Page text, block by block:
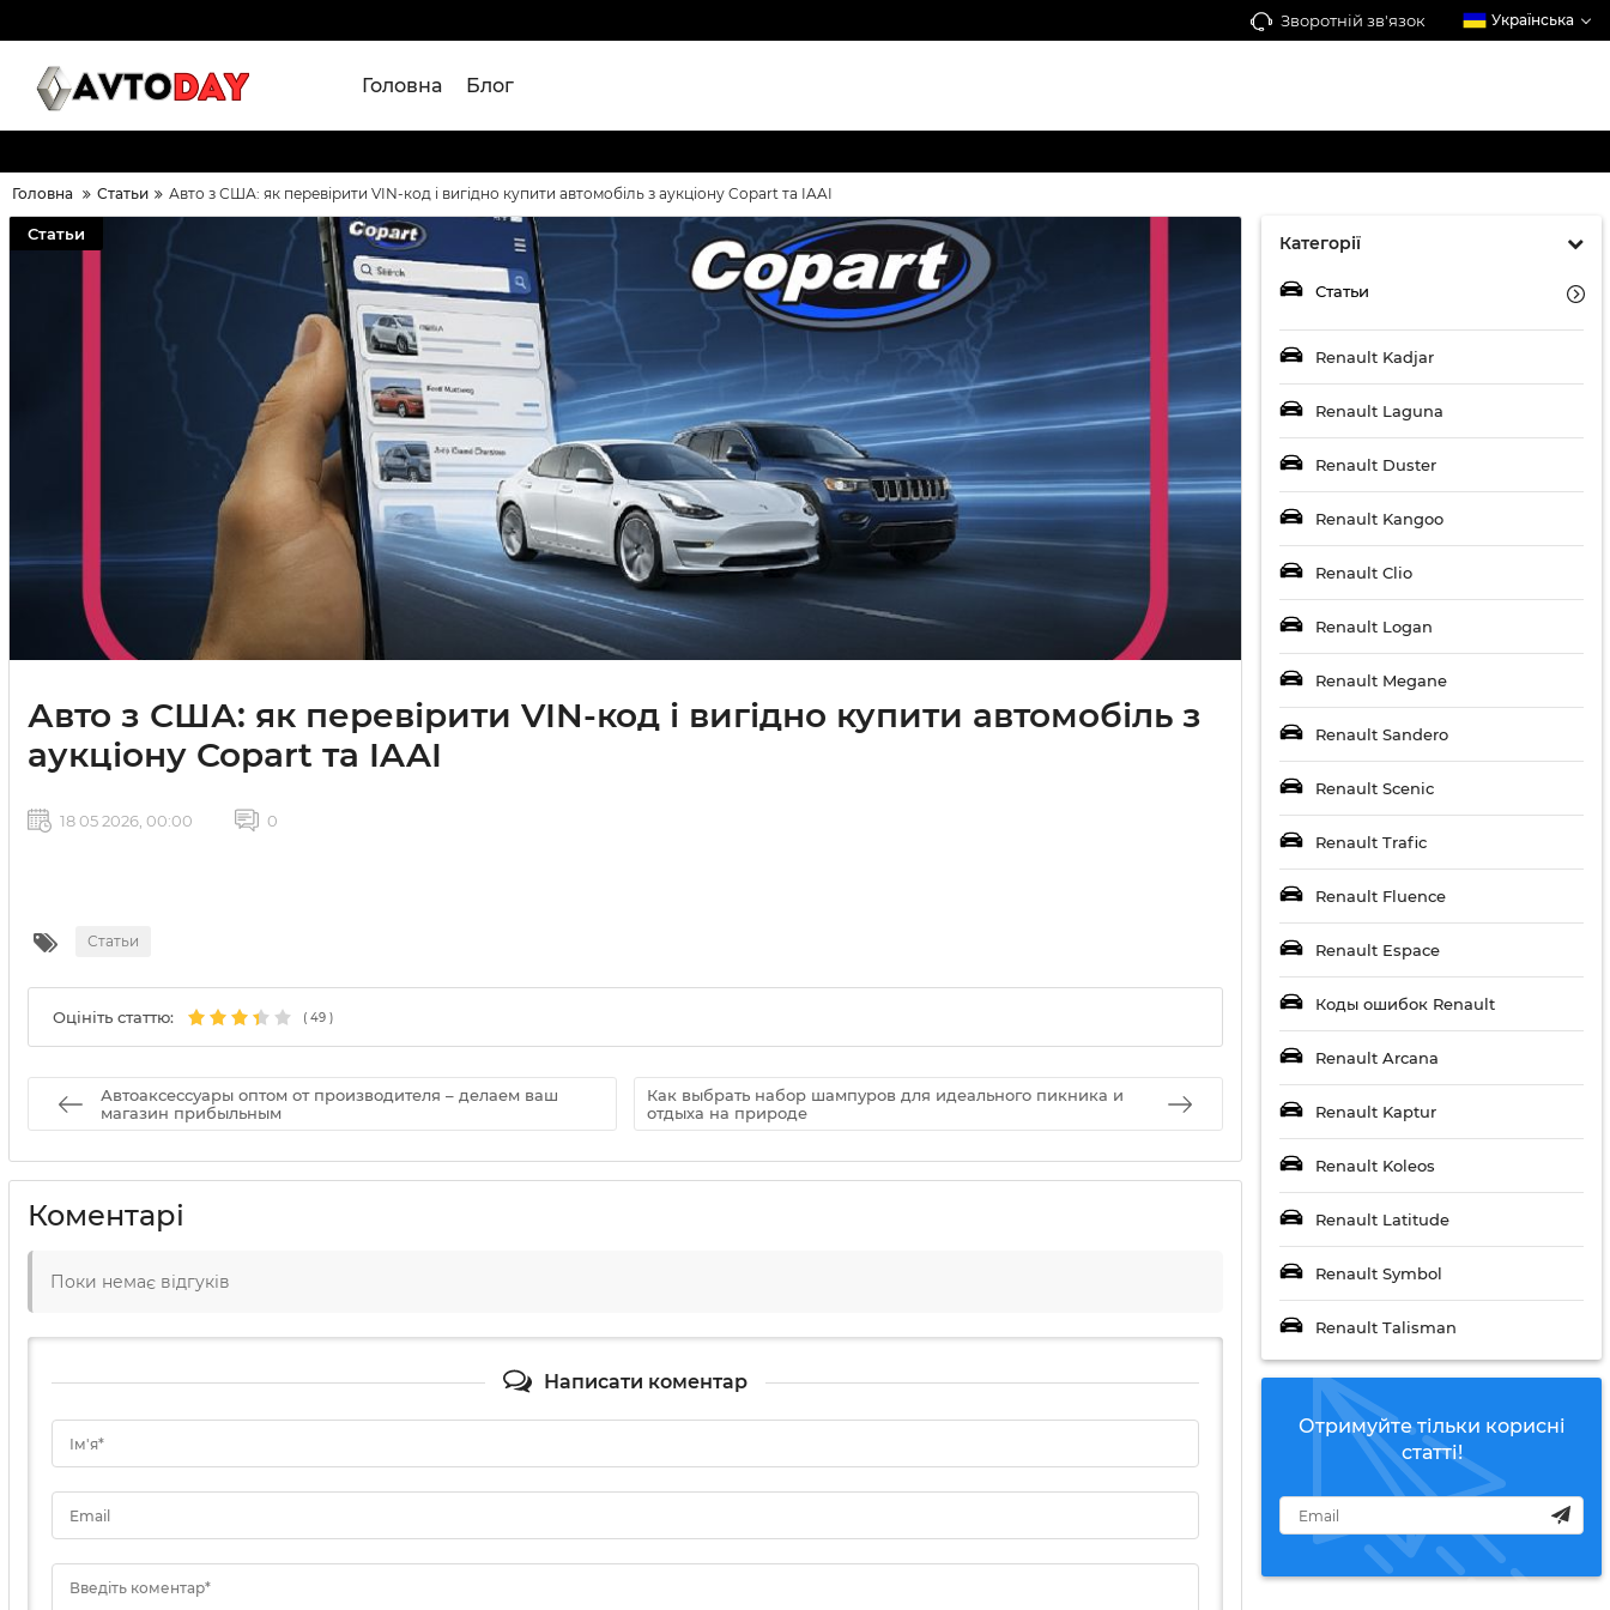
Зворотній зв'язок Українська
Головна Блог
Головна Статьи Авто з США: як перевірити VIN-код і вигідно купити автомобіль з аукціону Copart та IAAI
Категорії
Статьи
Renault Kadjar
Renault Laguna
Renault Duster
Renault Kangoo
Renault Clio
Renault Logan
Renault Megane
Renault Sandero
Renault Scenic
Renault Trafic
Renault Fluence
Renault Espace
Коды ошибок Renault
Renault Arcana
Renault Kaptur
Renault Koleos
Renault Latitude
Renault Symbol
Renault Talisman
Отримуйте тільки корисні
статті!
Статьи
Авто з США: як перевірити VIN-код і вигідно купити автомобіль з
аукціону Copart та IAAI
18 05 2026, 00:00 0
Статьи
Оцініть статтю: ( 49 )
Автоаксессуары оптом от производителя – делаем ваш
магазин прибыльным
Как выбрать набор шампуров для идеального пикника и
отдыха на природе
Коментарі
Поки немає відгуків
Написати коментар
Ім'я*
Email
Введіть коментар*